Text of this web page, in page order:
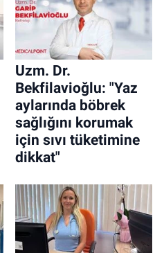
Uzm. Dr.
Bekfilavioğlu: "Yaz
aylarında böbrek
sağlığını korumak
için sıvı tüketimine
dikkat"